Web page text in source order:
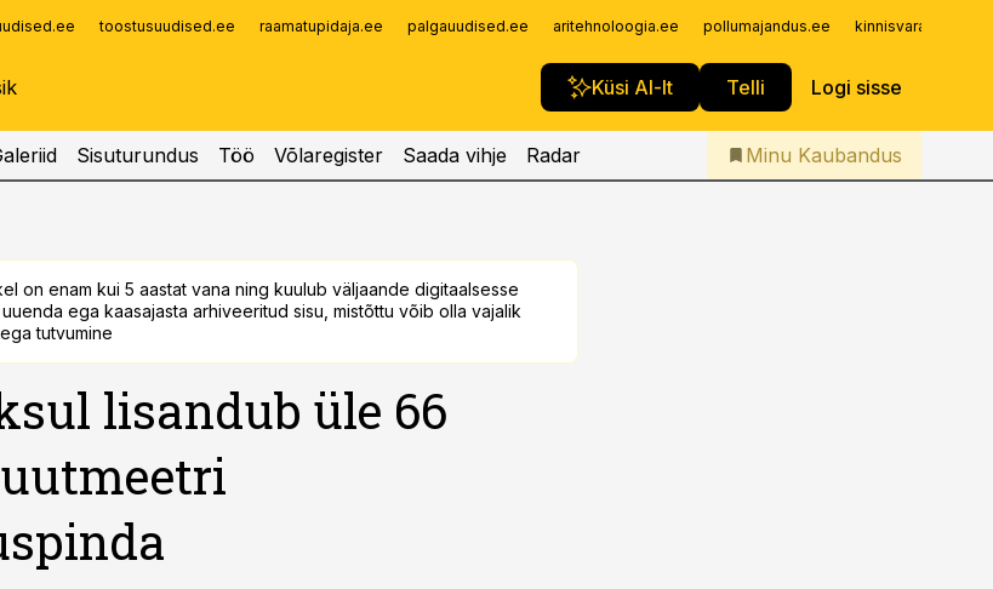
toostusuudised.ee raamatupidaja.ee palgauudised.ee aritehnoloogia.ee pollumajandus.ee
Küsi AI-lt Telli Logi sisse
Iseteenindus
Telli Kaubandus
Sisuturundus Töö Võlaregister Saada vihje Radar Minu Kaubandus
on enam kui 5 aastat vana ning kuulub väljaande digitaalsesse
ega kaasajasta arhiveeritud sisu, mistõttu võib olla vajalik
tutvumine
lisandub üle 66